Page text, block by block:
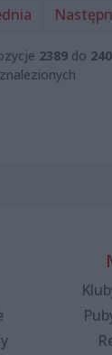
2389do
znalezionych